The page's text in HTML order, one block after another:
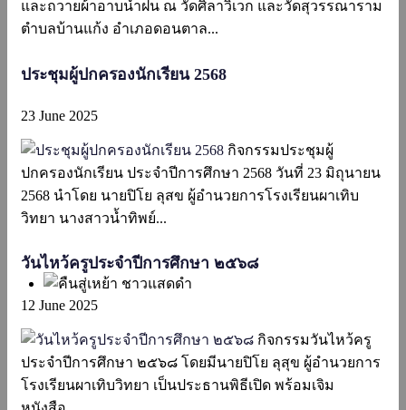
และถวายผ้าอาบน้ำฝน ณ วัดศิลาวิเวก และวัดสุวรรณาราม
ตำบลบ้านแก้ง อำเภอดอนตาล...
ประชุมผู้ปกครองนักเรียน 2568
23 June 2025
กิจกรรมประชุมผู้
ปกครองนักเรียน ประจำปีการศึกษา 2568 วันที่ 23 มิถุนายน
2568 นำโดย นายปิโย ลุสข ผู้อำนวยการโรงเรียนผาเทิบ
วิทยา นางสาวน้ำทิพย์...
วันไหว้ครูประจำปีการศึกษา ๒๕๖๘
12 June 2025
กิจกรรมวันไหว้ครู
ประจำปีการศึกษา ๒๕๖๘ โดยมีนายปิโย ลุสุข ผู้อำนวยการ
โรงเรียนผาเทิบวิทยา เป็นประธานพิธีเปิด พร้อมเจิม